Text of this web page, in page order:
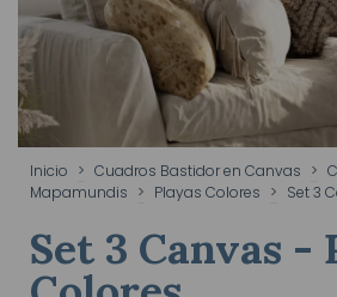
Inicio > Cuadros Bastidor en Canvas >
Mapamundis > Playas Colores > Set 3
Set 3 Canvas -